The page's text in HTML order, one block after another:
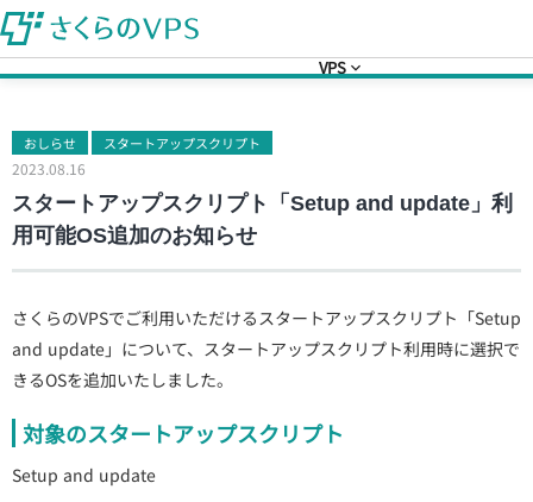
VPS
おしらせ スタートアップスクリプト
2023.08.16
スタートアップスクリプト「Setup and update」利
用可能OS追加のお知らせ
さくらのVPSでご利用いただけるスタートアップスクリプト「Setup
and update」について、スタートアップスクリプト利用時に選択で
きるOSを追加いたしました。
対象のスタートアップスクリプト
Setup and update